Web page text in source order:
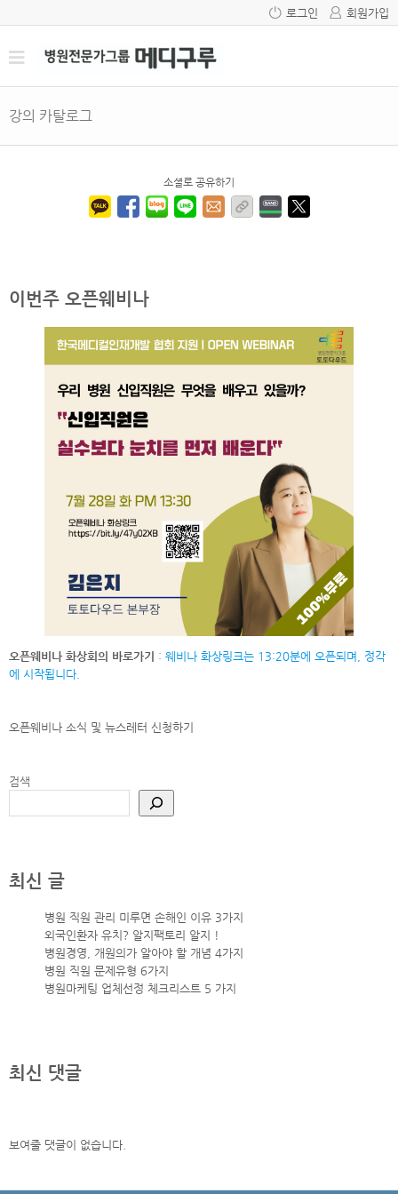
로그인 회원가입
강의 카탈로그
소셜로 공유하기
이번주 오픈웨비나
오픈웨비나 화상회의 바로가기
: 웨비나 화상링크는 13:20분에 오픈되며, 정각
에 시작됩니다.
오픈웨비나 소식 및 뉴스레터 신청하기
검색
최신 글
병원 직원 관리 미루면 손해인 이유 3가지
외국인환자 유치? 알지팩토리 알지 !
병원경영, 개원의가 알아야 할 개념 4가지
병원 직원 문제유형 6가지
병원마케팅 업체선정 체크리스트 5 가지
최신 댓글
보여줄 댓글이 없습니다.